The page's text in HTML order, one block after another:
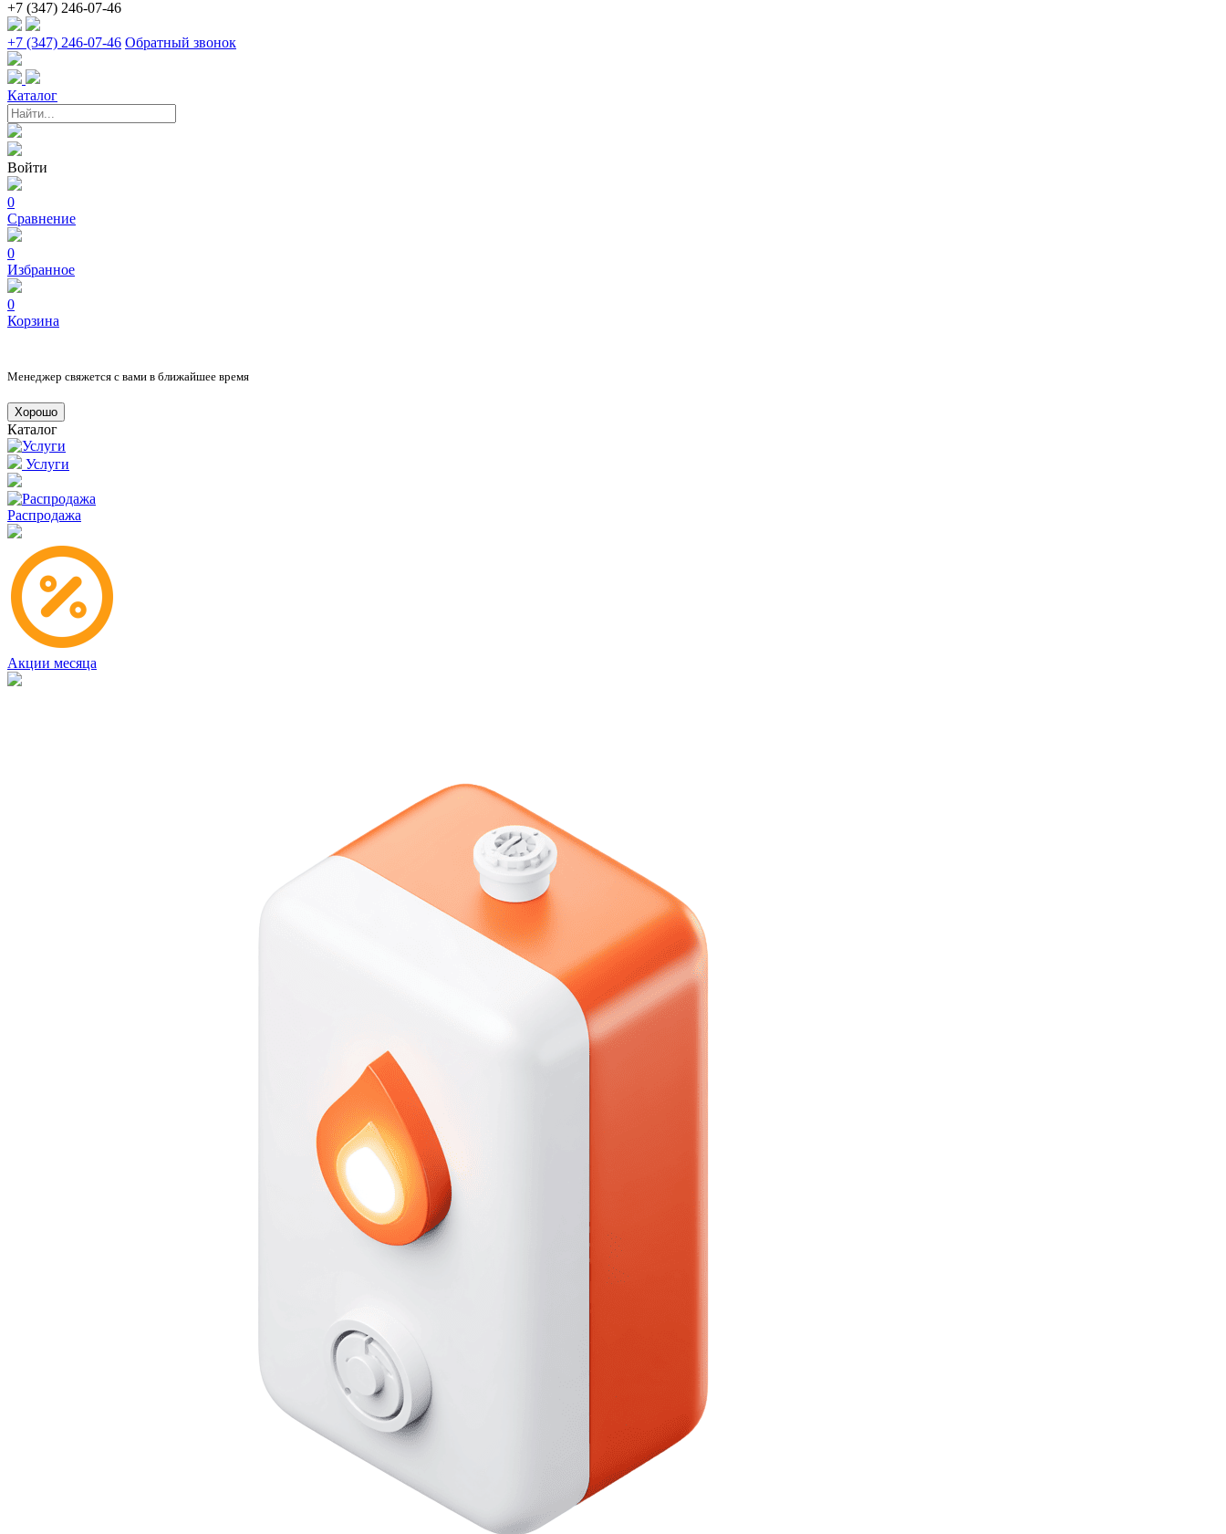
+7 (347) 246-07-46
+7 (347) 246-07-46 Обратный звонок
Каталог
Войти
0
Сравнение
0
Избранное
0
Корзина
Менеджер свяжется с вами в ближайшее время
Хорошо
Каталог
Услуги
Распродажа
Акции месяца